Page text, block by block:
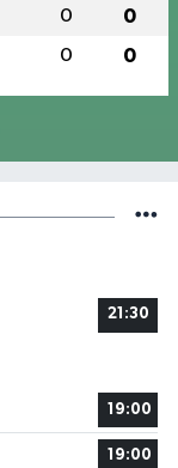
0 0
0 0
21:30
19:00
19:00